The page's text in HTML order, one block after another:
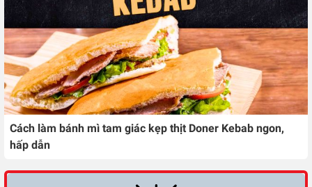
Cách làm bánh mì tam giác kẹp thịt Doner Kebab ngon,
hấp dẫn